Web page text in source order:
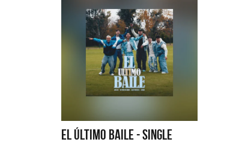
EL ÚLTIMO BAILE - SINGLE